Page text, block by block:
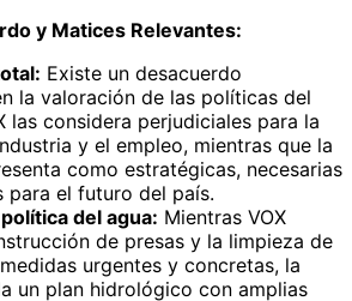
y Matices Relevantes:
Existe un desacuerdo
la valoración de las políticas del
las considera perjudiciales para la
y el empleo, mientras que la
como estratégicas, necesarias
para el futuro del país.
del agua: Mientras VOX
de presas y la limpieza de
urgentes y concretas, la
un plan hidrológico con amplias